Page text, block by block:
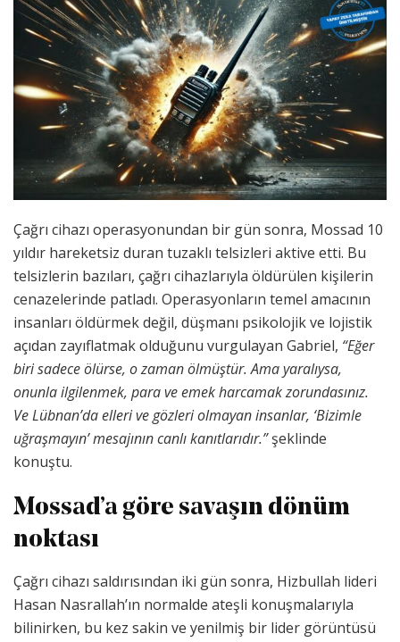
Çağrı cihazı operasyonundan bir gün sonra, Mossad 10
yıldır hareketsiz duran tuzaklı telsizleri aktive etti. Bu
telsizlerin bazıları, çağrı cihazlarıyla öldürülen kişilerin
cenazelerinde patladı. Operasyonların temel amacının
insanları öldürmek değil, düşmanı psikolojik ve lojistik
açıdan zayıflatmak olduğunu vurgulayan Gabriel, “Eğer
biri sadece ölürse, o zaman ölmüştür. Ama yaralıysa,
onunla ilgilenmek, para ve emek harcamak zorundasınız.
Ve Lübnan’da elleri ve gözleri olmayan insanlar, ‘Bizimle
uğraşmayın’ mesajının canlı kanıtlarıdır.”şeklinde
konuştu.
Mossad’a göre savaşın dönüm
noktası
Çağrı cihazı saldırısından iki gün sonra, Hizbullah lideri
Hasan Nasrallah’ın normalde ateşli konuşmalarıyla
bilinirken, bu kez sakin ve yenilmiş bir lider görüntüsü